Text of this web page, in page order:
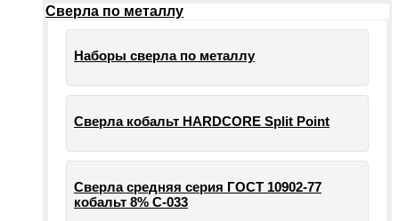
Сверла по металлу
Наборы сверла по металлу
Сверла кобальт HARDCORE Split Point
Сверла средняя серия ГОСТ 10902-77
кобальт 8% С-033